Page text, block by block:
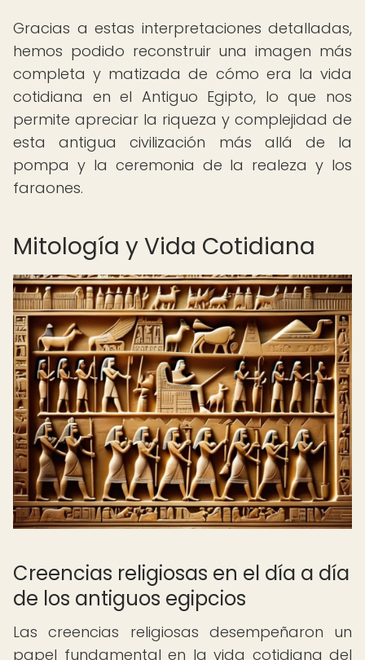
Gracias a estas interpretaciones detalladas,
hemos podido reconstruir una imagen más
completa y matizada de cómo era la vida
cotidiana en el Antiguo Egipto, lo que nos
permite apreciar la riqueza y complejidad de
esta antigua civilización más allá de la
pompa y la ceremonia de la realeza y los
faraones.
Mitología y Vida Cotidiana
Creencias religiosas en el día a día
de los antiguos egipcios
Las creencias religiosas desempeñaron un
papel fundamental en la vida cotidiana del